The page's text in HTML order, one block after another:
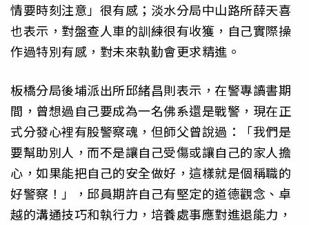
情要時刻注意」很有感；淡水分局中山路所薛天喜
也表示，對盤查人車的訓練很有收獲，自己實際操
作過特別有感，對未來執勤會更求精進。
板橋分局後埔派出所邱緒昌則表示，在警專讀書期
間，曾想過自己要成為一名佛系還是戰警，現在正
式分發心裡有股警察魂，但師父曾說過：「我們是
要幫助別人，而不是讓自己受傷或讓自己的家人擔
心，如果能把自己的安全做好，這樣就是個稱職的
好警察！」，邱員期許自己有堅定的道德觀念、卓
越的溝通技巧和執行力，培養處事應對進退能力，